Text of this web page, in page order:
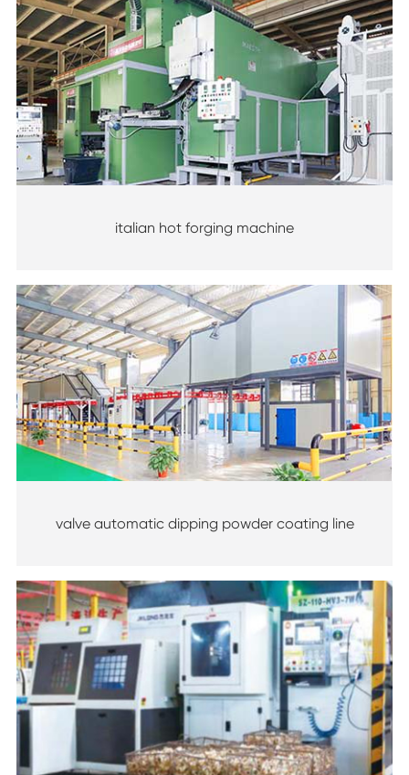
italian hot forging machine
valve automatic dipping powder coating line